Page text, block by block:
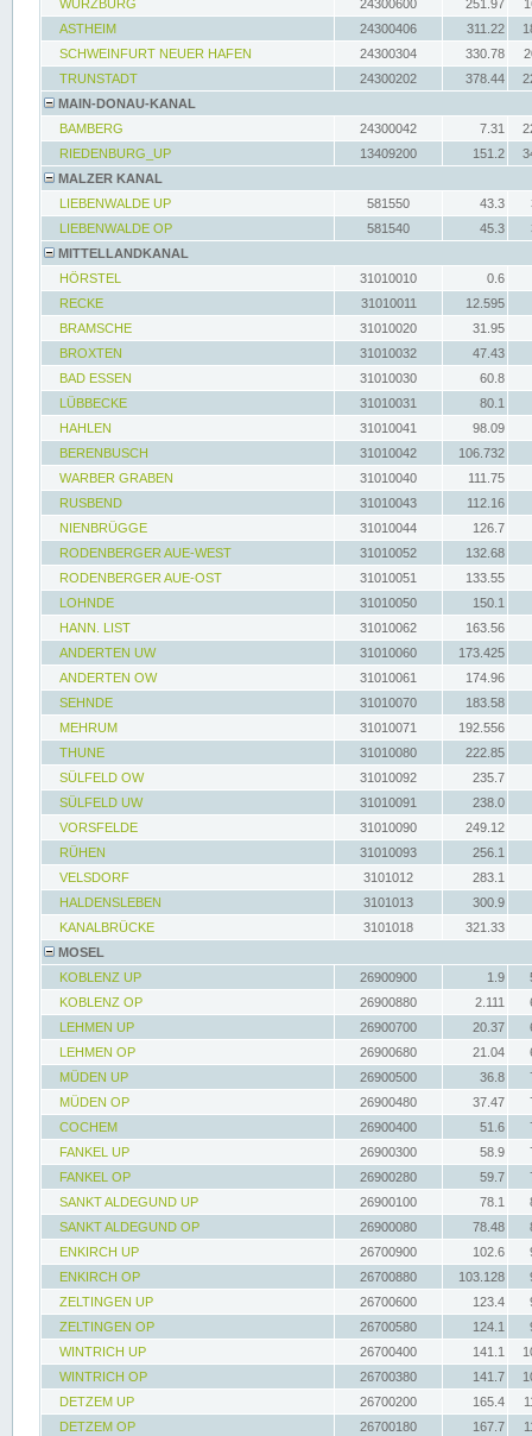
WÜRZBURG 24300600 251.97
ASTHEIM
24300406 311.22
SCHWEINFURT NEUER HAFEN
24300304 330.78
TRUNSTADT
24300202 378.44
MAIN-DONAU-KANAL
BAMBERG
24300042 7.31
RIEDENBURG_UP
13409200 151.2
MALZER KANAL
LIEBENWALDE UP
581550 43.3
LIEBENWALDE OP
581540 45.3
MITTELLANDKANAL
HÖRSTEL
31010010
0.6
RECKE
31010011
12.595
BRAMSCHE
31010020
31.95
BROXTEN
31010032
47.43
BAD ESSEN
31010030
60.8
LÜBBECKE
31010031
80.1
HAHLEN
31010041
98.09
BERENBUSCH
31010042
106.732
WARBER GRABEN
31010040
111.75
RUSBEND
31010043
112.16
NIENBRÜGGE
31010044
126.7
RODENBERGER AUE-WEST
31010052
132.68
RODENBERGER AUE-OST
31010051
133.55
LOHNDE
31010050
150.1
HANN. LIST
31010062
163.56
ANDERTEN UW
31010060
173.425
ANDERTEN OW
31010061
174.96
SEHNDE
31010070
183.58
MEHRUM
31010071
192.556
THUNE
31010080
222.85
SÜLFELD OW
31010092
235.7
SÜLFELD UW
31010091
238.0
VORSFELDE
31010090
249.12
RÜHEN
31010093
256.1
VELSDORF
3101012
283.1
HALDENSLEBEN
3101013
300.9
KANALBRÜCKE
3101018
321.33
MOSEL
KOBLENZ UP
26900900 1.9
KOBLENZ OP
26900880 2.111
LEHMEN UP
26900700 20.37
LEHMEN OP
26900680 21.04
MÜDEN UP
26900500 36.8
MÜDEN OP
26900480 37.47
COCHEM
26900400 51.6
FANKEL UP
26900300 58.9
FANKEL OP
26900280 59.7
SANKT ALDEGUND UP
26900100 78.1
SANKT ALDEGUND OP
26900080 78.48
ENKIRCH UP
26700900 102.6
ENKIRCH OP
26700880 103.128
ZELTINGEN UP
26700600 123.4
ZELTINGEN OP
26700580 124.1
WINTRICH UP
26700400 141.1
WINTRICH OP
26700380 141.7
DETZEM UP
26700200 165.4
DETZEM OP
26700180 167.7